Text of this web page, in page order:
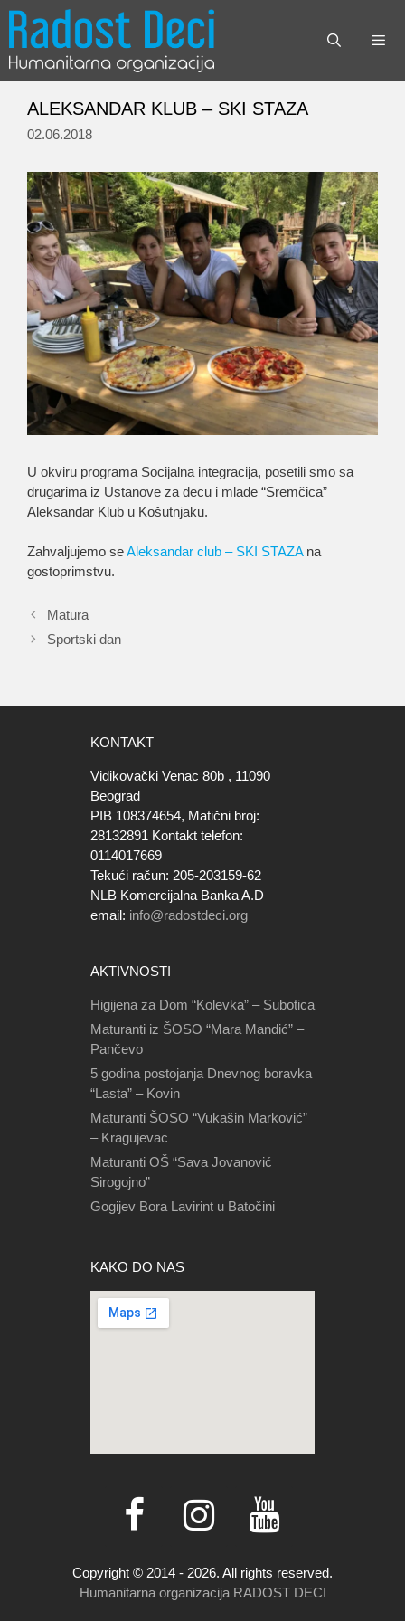
Skip
content
ALEKSANDAR KLUB – SKI STAZA
02.06.2018
U okviru programa Socijalna integracija, posetili smo sa
drugarima iz Ustanove za decu i mlade “Sremčica”
Aleksandar Klub u Košutnjaku.
Zahvaljujemo seAleksandar club – SKI STAZAna
gostoprimstvu.
Matura
Sportski dan
KONTAKT
Vidikovački Venac 80b , 11090
Beograd
PIB 108374654, Matični broj:
28132891 Kontakt telefon:
0114017669
Tekući račun: 205-203159-62
NLB Komercijalna Banka A.D
email: info@radostdeci.org
AKTIVNOSTI
Higijena za Dom “Kolevka” – Subotica
Maturanti iz ŠOSO “Mara Mandić” –
Pančevo
5 godina postojanja Dnevnog boravka
“Lasta” – Kovin
Maturanti ŠOSO “Vukašin Marković”
– Kragujevac
Maturanti OŠ “Sava Jovanović
Sirogojno”
Gogijev Bora Lavirint u Batočini
KAKO DO NAS
Copyright © 2014 - 2026. All rights reserved.
Humanitarna organizacija RADOST DECI